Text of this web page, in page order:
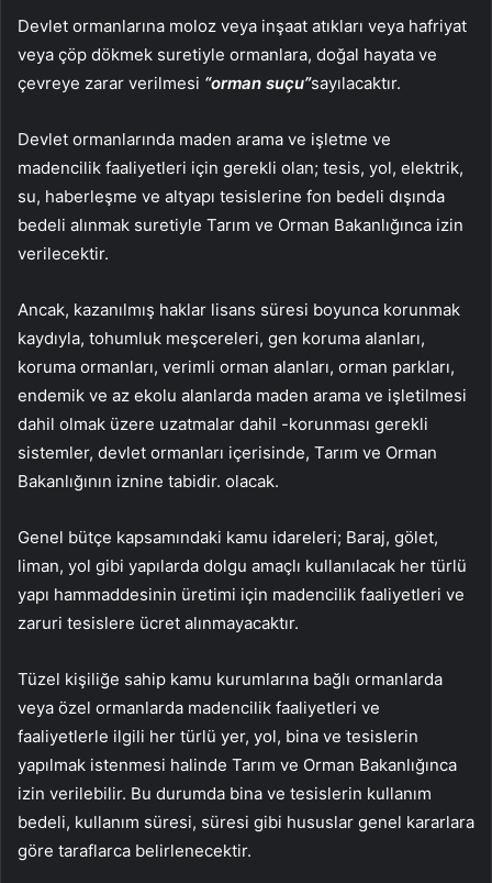
Devlet ormanlarına moloz veya inşaat atıkları veya hafriyat
veya çöp dökmek suretiyle ormanlara, doğal hayata ve
çevreye zarar verilmesi “orman suçu”sayılacaktır.
Devlet ormanlarında maden arama ve işletme ve
madencilik faaliyetleri için gerekli olan; tesis, yol, elektrik,
su, haberleşme ve altyapı tesislerine fon bedeli dışında
bedeli alınmak suretiyle Tarım ve Orman Bakanlığınca izin
verilecektir.
Ancak, kazanılmış haklar lisans süresi boyunca korunmak
kaydıyla, tohumluk meşcereleri, gen koruma alanları,
koruma ormanları, verimli orman alanları, orman parkları,
endemik ve az ekolu alanlarda maden arama ve işletilmesi
dahil olmak üzere uzatmalar dahil -korunması gerekli
sistemler, devlet ormanları içerisinde, Tarım ve Orman
Bakanlığının iznine tabidir. olacak.
Genel bütçe kapsamındaki kamu idareleri; Baraj, gölet,
liman, yol gibi yapılarda dolgu amaçlı kullanılacak her türlü
yapı hammaddesinin üretimi için madencilik faaliyetleri ve
zaruri tesislere ücret alınmayacaktır.
Tüzel kişiliğe sahip kamu kurumlarına bağlı ormanlarda
veya özel ormanlarda madencilik faaliyetleri ve
faaliyetlerle ilgili her türlü yer, yol, bina ve tesislerin
yapılmak istenmesi halinde Tarım ve Orman Bakanlığınca
izin verilebilir. Bu durumda bina ve tesislerin kullanım
bedeli, kullanım süresi, süresi gibi hususlar genel kararlara
göre taraflarca belirlenecektir.